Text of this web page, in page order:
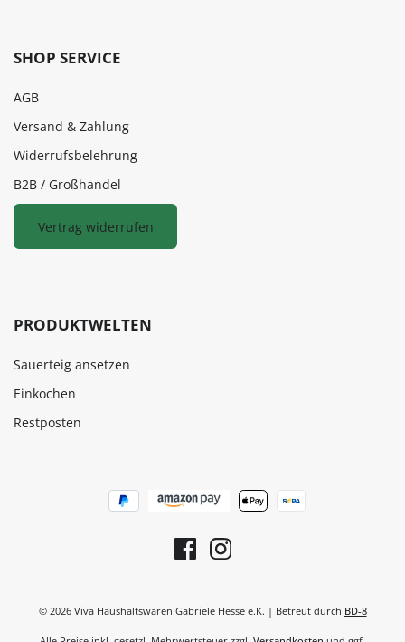
SHOP SERVICE
AGB
Versand & Zahlung
Widerrufsbelehrung
B2B / Großhandel
Vertrag widerrufen
PRODUKTWELTEN
Sauerteig ansetzen
Einkochen
Restposten
© 2026 Viva Haushaltswaren Gabriele Hesse e.K. | Betreut durch BD-8